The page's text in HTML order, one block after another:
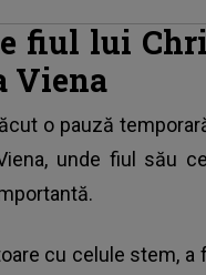
fiul lui
Viena
o pauză
unde fiul său
cu celule stem,